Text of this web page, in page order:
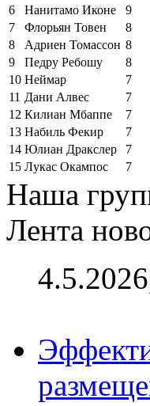
6
Нанитамо Иконе
9
7
Флорьян Товен
8
8
Адриен Томассон 8
9
Педру Ребошу
8
10 Неймар
7
11 Дани Алвес
7
12 Килиан Мбаппе
7
13 Набиль Фекир
7
14 Юлиан Дракслер
7
15 Лукас Окампос 7
Наша
Лента